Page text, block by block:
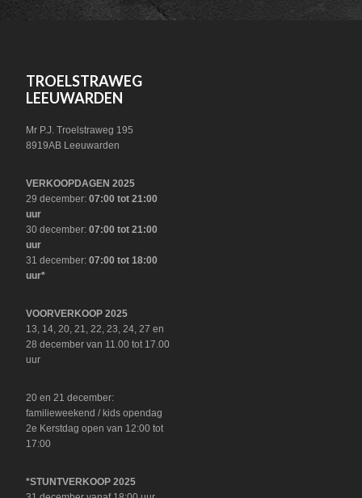
TROELSTRAWEG
LEEUWARDEN
Mr P.J. Troelstraweg 195
8919AB Leeuwarden
VERKOOPDAGEN 2025
29 december:07:00 tot 21:00
uur
30 december:07:00 tot 21:00
uur
31 december:07:00 tot 18:00
uur*
VOORVERKOOP 2025
13, 14, 20, 21, 22, 23, 24, 27 en
28 december van 11.00 tot 17.00
uur
20 en 21 december:
familieweekend / kids opendag
2e Kerstdag open van 12:00 tot
17:00
*STUNTVERKOOP 2025